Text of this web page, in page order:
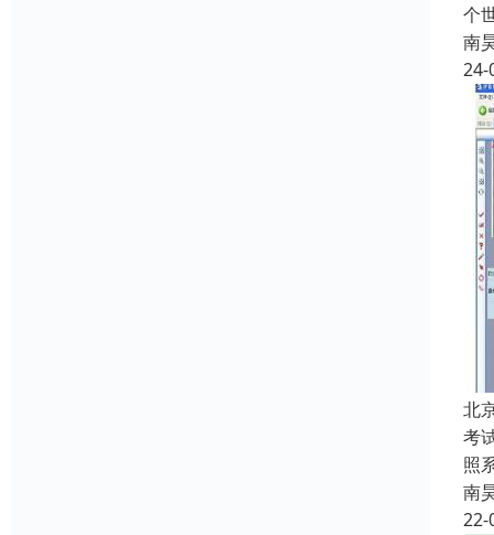
个
南
24-
北
考
照
南
22-